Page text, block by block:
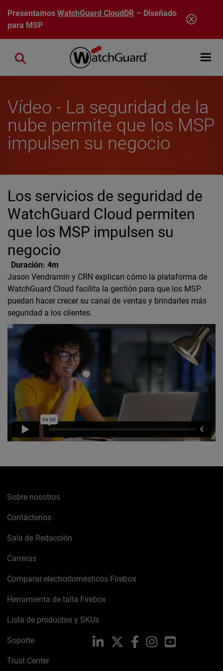
Pasar al contenido principal
PresentamosWatchGuard CloudDR – Diseñado
para MSP
Open
Close search
Vídeo - La seguridad de la
nube permite que los MSP
impulsen su negocio
Los servicios de seguridad de
WatchGuard Cloud permiten
que los MSP impulsen su
negocio
Duración: 4m
Jason Vendramin y CRN explican cómo la plataforma de
WatchGuard Cloud facilita la gestión para que los MSP
puedan hacer crecer su canal de ventas y brindarles más
seguridad a los clientes.
Sobre nosotros
Contáctenos
Sala de Redacción
Carreras
Comparar electrodomésticos Firebox
Herramienta de talla Firebox
Lista de productos y SKUs
Soporte
Trust Center
LinkedIn FacebookInstagramYouTube